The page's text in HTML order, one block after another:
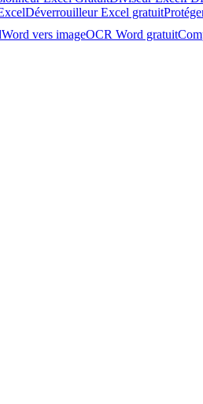
Déverrouilleur Excel gratuit
Word vers imageOCR Word gratuit